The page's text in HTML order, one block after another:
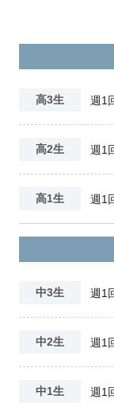
高3生 週1
高2生 週1
高1生 週1
中3生 週1
中2生 週1
中1生 週1